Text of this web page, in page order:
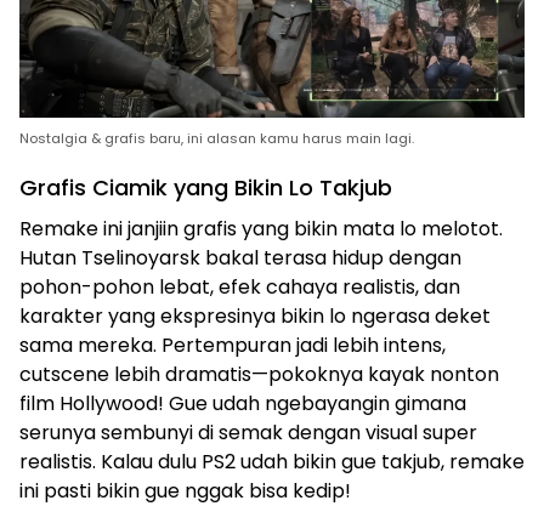
Nostalgia & grafis baru, ini alasan kamu harus main lagi.
Grafis Ciamik yang Bikin Lo Takjub
Remake ini janjiin grafis yang bikin mata lo melotot.
Hutan Tselinoyarsk bakal terasa hidup dengan
pohon-pohon lebat, efek cahaya realistis, dan
karakter yang ekspresinya bikin lo ngerasa deket
sama mereka. Pertempuran jadi lebih intens,
cutscene lebih dramatis—pokoknya kayak nonton
film Hollywood! Gue udah ngebayangin gimana
serunya sembunyi di semak dengan visual super
realistis. Kalau dulu PS2 udah bikin gue takjub, remake
ini pasti bikin gue nggak bisa kedip!